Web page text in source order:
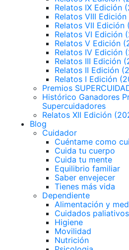
Relatos IX Edición
Relatos VIII
Relatos VII Edición
Relatos VI Edición
Relatos V Edición
Relatos IV Edición
Relatos III Edición
Relatos II Edición
Relatos I Edición
Premios
Histórico Ganadores
Supercuidadores
Relatos XII Edición
Blog
Cuidador
Cuéntame como
Cuida tu cuerpo
Cuida tu mente
Equilibrio familiar
Saber envejecer
Tienes más vida
Dependiente
Alimentación y
Cuidados paliativos
Higiene
Movilidad
Nutrición